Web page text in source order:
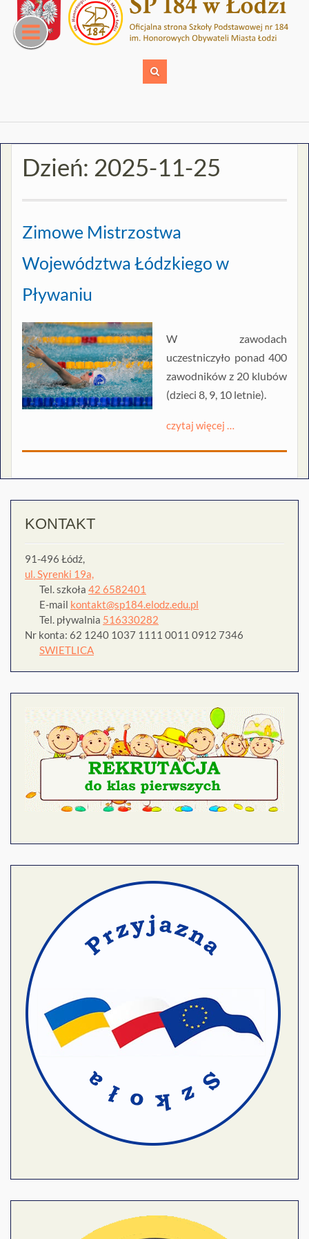
content
Dzień: 2025-11-25
Zimowe Mistrzostwa
Województwa Łódzkiego w
Pływaniu
W zawodach
uczestniczyło ponad 400
zawodników z 20 klubów
(dzieci 8, 9, 10 letnie).
czytaj więcej …
KONTAKT
91-496 Łódź,
ul. Syrenki 19a,
Tel. szkoła 42 6582401
E-mail kontakt@sp184.elodz.edu.pl
Tel. pływalnia 516330282
Nr konta: 62 1240 1037 1111 0011 0912 7346
SWIETLICA